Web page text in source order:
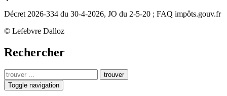
Décret 2026-334 du 30-4-2026, JO du 2-5-20 ; FAQ impôts.gouv.fr
© Lefebvre Dalloz
Rechercher
trouver
Toggle navigation